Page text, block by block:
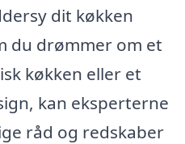
dit køkken
du drømmer om et
køkken eller et
kan eksperterne
råd og redskaber